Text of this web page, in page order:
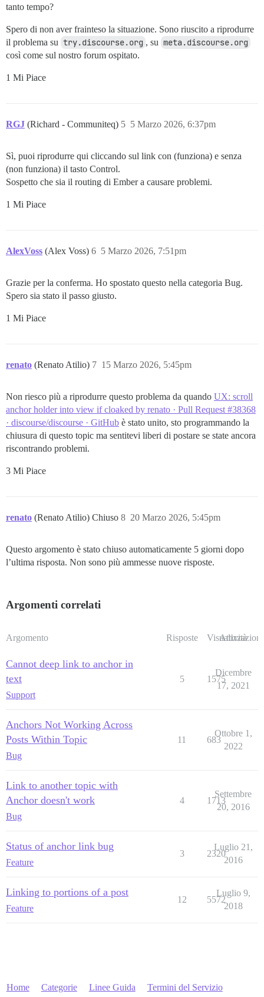
tanto tempo?
Spero di non aver frainteso la situazione. Sono riuscito a riprodurre
il problema su try.discourse.org , su meta.discourse.org
così come sul nostro forum ospitato.
1 Mi Piace
RGJ (Richard - Communiteq) 5 Marzo 2026, 6:37pm
5
Sì, puoi riprodurre qui cliccando sul link con (funziona) e senza
(non funziona) il tasto Control.
Sospetto che sia il routing di Ember a causare problemi.
1 Mi Piace
AlexVoss (Alex Voss) 5 Marzo 2026, 7:51pm
6
Grazie per la conferma. Ho spostato questo nella categoria Bug.
Spero sia stato il passo giusto.
1 Mi Piace
renato (Renato Atilio) 15 Marzo 2026, 5:45pm
7
Non riesco più a riprodurre questo problema da quando UX: scroll
anchor holder into view if cloaked by renato · Pull Request #38368
· discourse/discourse · GitHub è stato unito, sto programmando la
chiusura di questo topic ma sentitevi liberi di postare se state ancora
riscontrando problemi.
3 Mi Piace
renato (Renato Atilio) Chiuso 20 Marzo 2026, 5:45pm
8
Questo argomento è stato chiuso automaticamente 5 giorni dopo
l’ultima risposta. Non sono più ammesse nuove risposte.
Argomenti correlati
Argomento Risposte Visualizzazioni
Attività
Cannot deep link to anchor in
text
Support
5 1575
Dicembre
17, 2021
Anchors Not Working Across
Posts Within Topic
Bug
11 683
Ottobre 1,
2022
Link to another topic with
Anchor doesn't work
Bug
4 1713
Settembre
20, 2016
Status of anchor link bug
Feature
3 2320
Luglio 21,
2016
Linking to portions of a post
Feature
12 5572
Luglio 9,
2018
Home Categorie Linee Guida Termini del Servizio